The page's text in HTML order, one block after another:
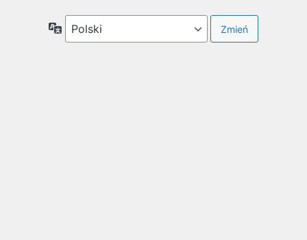
Język